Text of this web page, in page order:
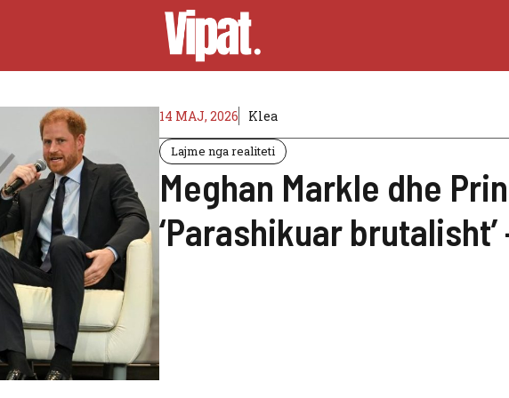
14 MAJ, 2026 Klea
Lajme nga realiteti
Meghan Markle dhe
‘Parashikuar brutalisht’